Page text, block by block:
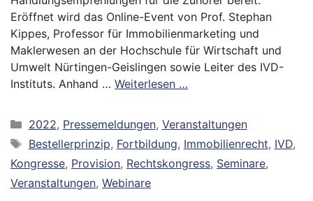
Eröffnet wird das Online-Event von Prof. Stephan
Kippes, Professor für Immobilienmarketing und
Maklerwesen an der Hochschule für Wirtschaft und
Umwelt Nürtingen-Geislingen sowie Leiter des IVD-
Instituts. Anhand … Weiterlesen …
Kategorien
2022, Pressemeldungen, Veranstaltungen
Schlagwörter
Bestellerprinzip, Fortbildung, Immobilienrecht, IVD,
Kongresse, Provision, Rechtskongress, Seminare,
Veranstaltungen, Webinare